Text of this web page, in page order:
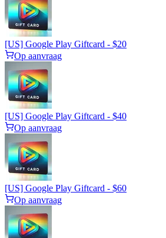
[US] Google Play Giftcard - $20
Op aanvraag
[US] Google Play Giftcard - $40
Op aanvraag
[US] Google Play Giftcard - $60
Op aanvraag